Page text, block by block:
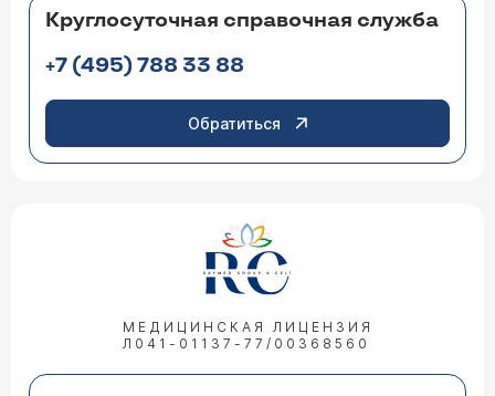
Круглосуточная справочная служба
+7 (495) 788 33 88
Обратиться
МЕДИЦИНСКАЯ ЛИЦЕНЗИЯ
Л041-01137-77/00368560